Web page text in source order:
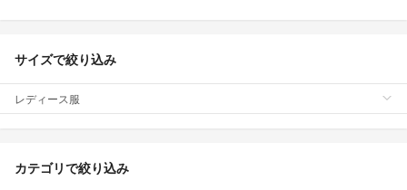
サイズで絞り込み
レディース服
カテゴリで絞り込み